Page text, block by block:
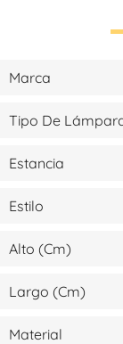
Marca
Tipo De
Estancia
Estilo
Alto (cm)
Largo (cm)
Material